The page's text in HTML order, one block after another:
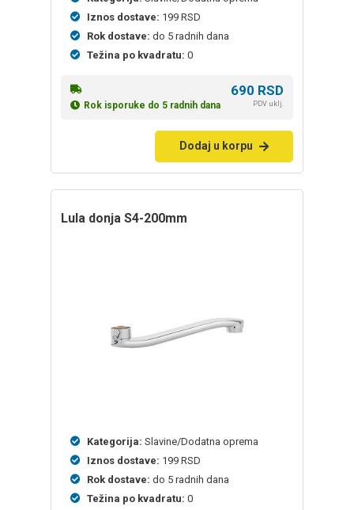
Iznos dostave: 199 RSD
Rok dostave: do 5 radnih dana
Težina po kvadratu: 0
Rok isporuke do 5 radnih dana
690 RSD
PDV uklj.
Dodaj u korpu
lula donja S4-200mm
Kategorija: Slavine/Dodatna oprema
Iznos dostave: 199 RSD
Rok dostave: do 5 radnih dana
Težina po kvadratu: 0